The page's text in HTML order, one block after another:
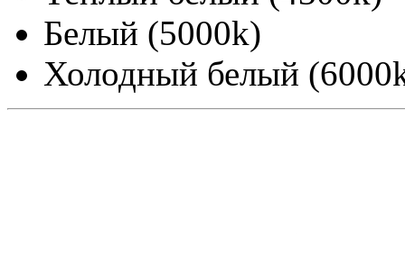
Белый (5000k)
Холодный белый